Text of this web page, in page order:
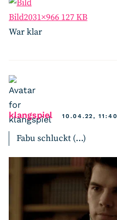
Bild2031×966 127 KB
War klar
klangspielsays:10.04.22, 11:40
Fabu schluckt (…)